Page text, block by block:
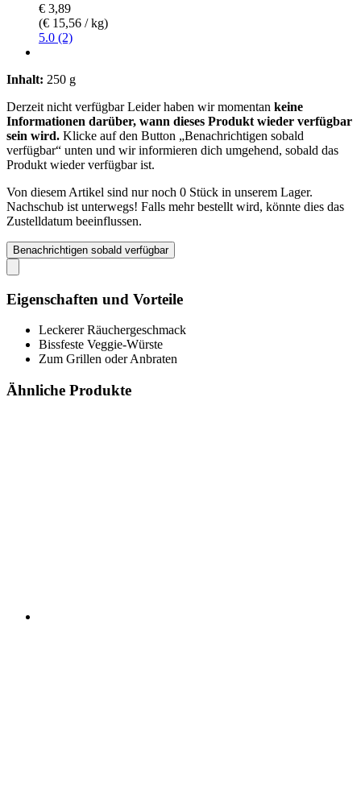
€ 3,89
(€ 15,56 / kg)
5.0 (2)
Inhalt: 250 g
Derzeit nicht verfügbarLeider haben wir momentan keine
Informationen darüber, wann dieses Produkt wieder verfügbar
sein wird. Klicke auf den Button „Benachrichtigen sobald
verfügbar“ unten und wir informieren dich umgehend, sobald das
Produkt wieder verfügbar ist.
Von diesem Artikel sind nur noch 0 Stück in unserem Lager.
Nachschub ist unterwegs! Falls mehr bestellt wird, könnte dies das
Zustelldatum beeinflussen.
Benachrichtigen sobald verfügbar
Eigenschaften und Vorteile
Leckerer Räuchergeschmack
Bissfeste Veggie-Würste
Zum Grillen oder Anbraten
Ähnliche Produkte